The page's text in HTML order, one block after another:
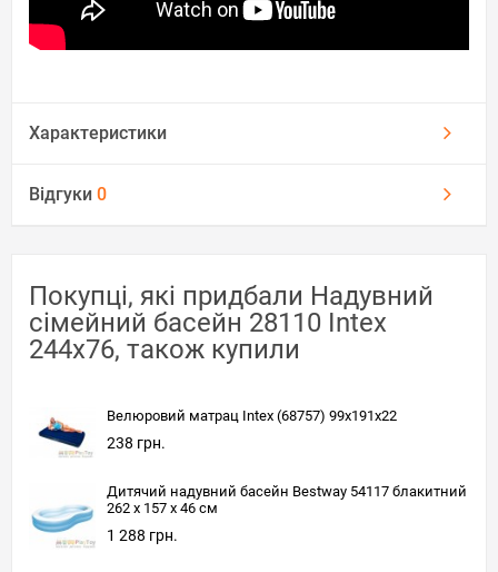
Характеристики
Відгуки 0
Покупці, які придбали Надувний
сімейний басейн 28110 Intex
244x76, також купили
Велюровий матрац Intex (68757) 99x191x22
238 грн.
Дитячий надувний басейн Bestway 54117 блакитний
262 х 157 х 46 см
1 288 грн.